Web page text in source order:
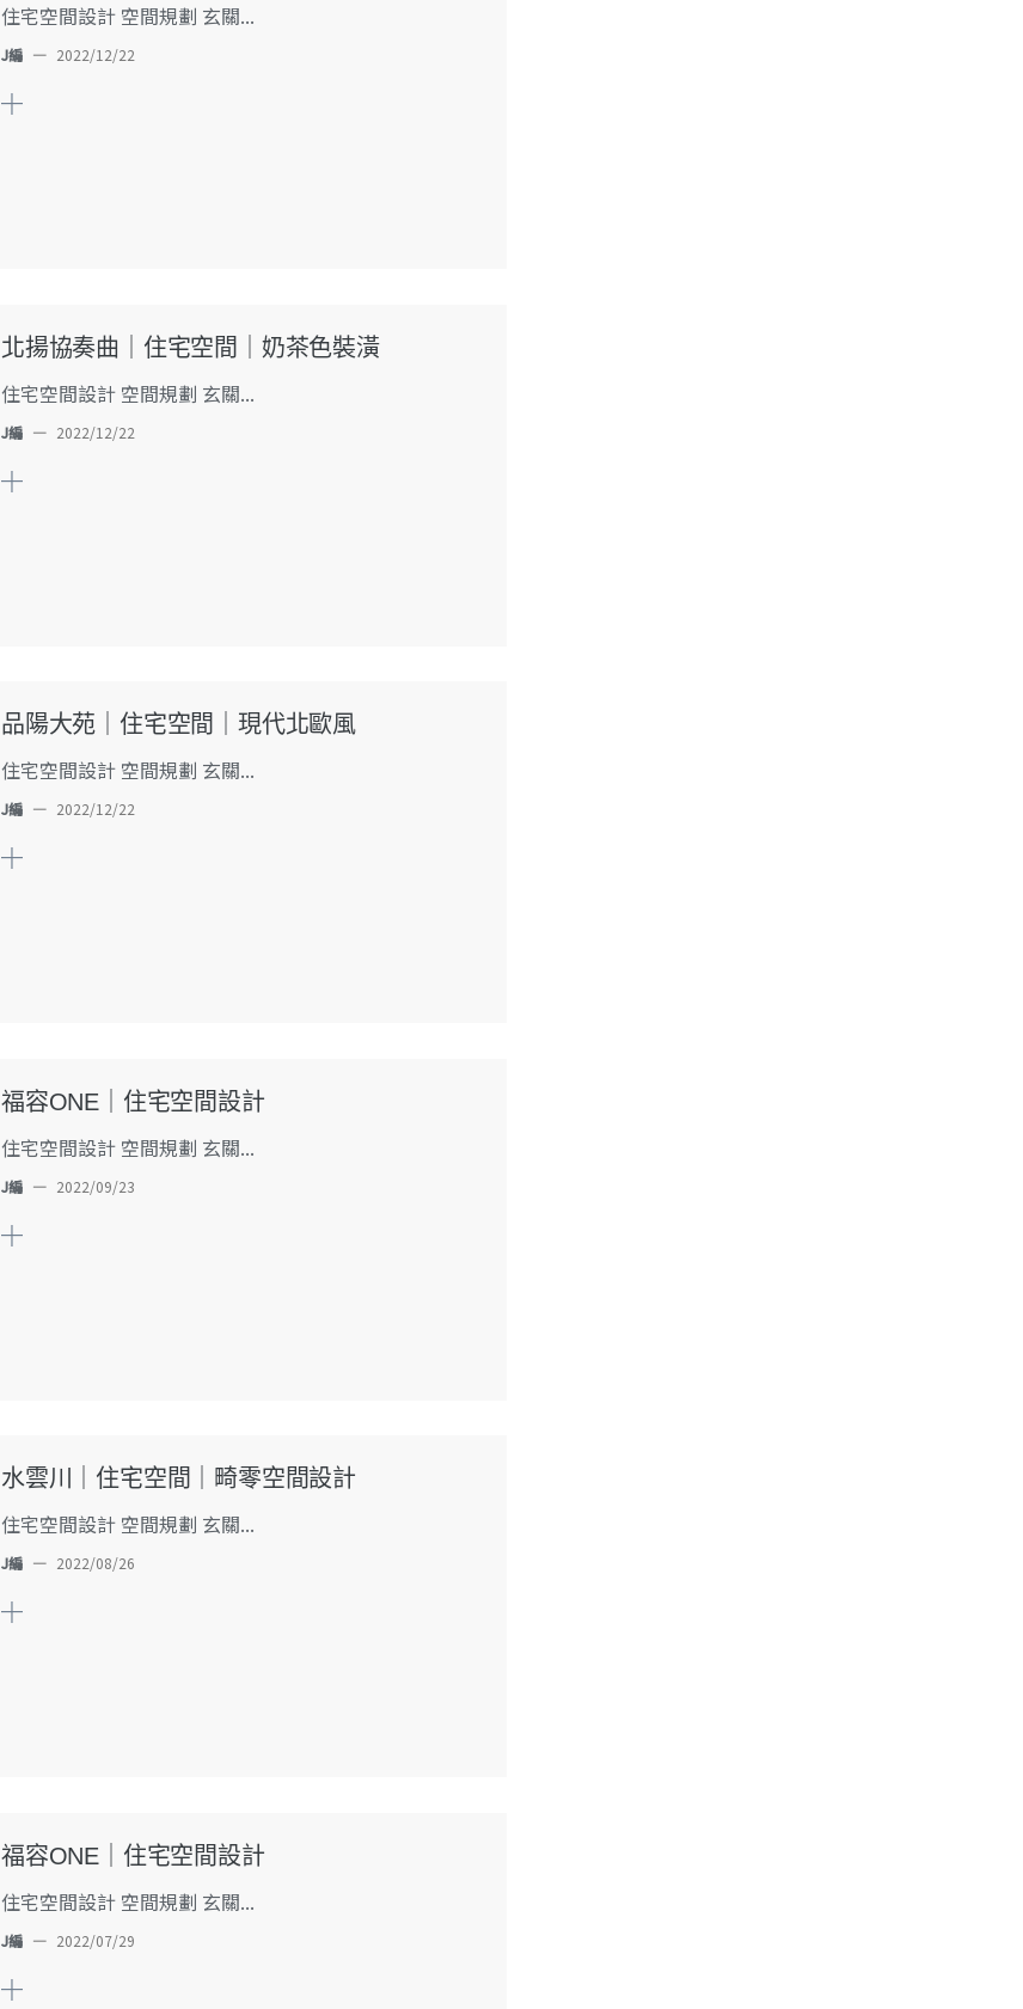
住宅空間設計 空間規劃 玄關...
J編 — 2022/12/22
北揚協奏曲｜住宅空間｜奶茶色裝潢
住宅空間設計 空間規劃 玄關...
J編 — 2022/12/22
品陽大苑｜住宅空間｜現代北歐風
住宅空間設計 空間規劃 玄關...
J編 — 2022/12/22
福容ONE｜住宅空間設計
住宅空間設計 空間規劃 玄關...
J編 — 2022/09/23
水雲川｜住宅空間｜畸零空間設計
住宅空間設計 空間規劃 玄關...
J編 — 2022/08/26
福容ONE｜住宅空間設計
住宅空間設計 空間規劃 玄關...
J編 — 2022/07/29